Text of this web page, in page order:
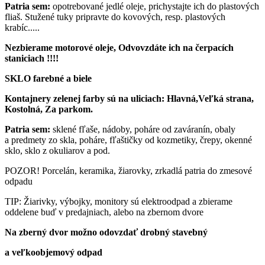
Patria sem: opotrebované jedlé oleje, prichystajte ich do plastových
fliaš. Stužené tuky pripravte do kovových, resp. plastových
krabíc.....
Nezbierame motorové oleje, Odvovzdáte ich na čerpacích
staniciach !!!!
SKLO farebné a biele
Kontajnery zelenej farby sú na uliciach: Hlavná,Veľká strana,
Kostolná, Za parkom.
Patria sem: sklené fľaše, nádoby, poháre od zaváranín, obaly
a predmety zo skla, poháre, fľaštičky od kozmetiky, črepy, okenné
sklo, sklo z okuliarov a pod.
POZOR! Porcelán, keramika, žiarovky, zrkadlá patria do zmesové
odpadu
TIP: Žiarivky, výbojky, monitory sú elektroodpad a zbierame
oddelene buď v predajniach, alebo na zbernom dvore
Na zberný dvor možno odovzdať drobný stavebný
a veľkoobjemový odpad